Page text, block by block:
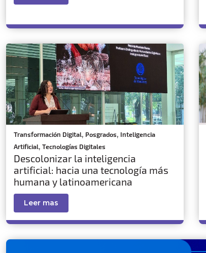
Transformación Digital, Posgrados, Inteligencia
Artificial, Tecnologías Digitales
Descolonizar la inteligencia
artificial: hacia una tecnología más
humana y latinoamericana
Leer mas